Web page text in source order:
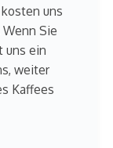
uns
Sie
uns ein
weiter
Kaffees